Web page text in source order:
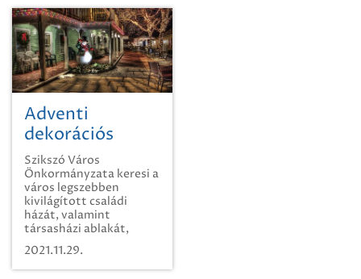
Adventi
dekorációs
verseny -
Keressük
Szikszó
legszebb ünnepi
fényeit!
Szikszó Város
Önkormányzata keresi a
város legszebben
kivilágított családi
házát, valamint
társasházi ablakát,
erkélyét! Várjuk a
karácsonyi fénybe
öltöztetett otthonokról
2021.11.29.